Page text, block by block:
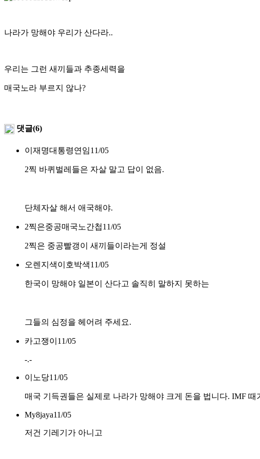
나라가 망해야 우리가 산다라..
우리는 그런 새끼들과 추종세력을
매국노라 부르지 않나?
댓글(6)
이재명대통령연임11/05
2찍 바퀴벌레들은 자살 말고 답이 없음.
단체자살 해서 애국해야.
2찍은중공매국노간첩11/05
2찍은 중공빨갱이 새끼들이라는게 정설
오렌지색이호박색11/05
한국이 망해야 일본이 산다고 솔직히 말하지 못하는
그들의 심정을 헤어려 주세요.
카고쟁이 11/05
-.-
이노당11/05
매국 기득권들은 실제로 나라가 망해야 크게 돈을 법니다. IMF
My8jaya11/05
저건 기레기가 아니고